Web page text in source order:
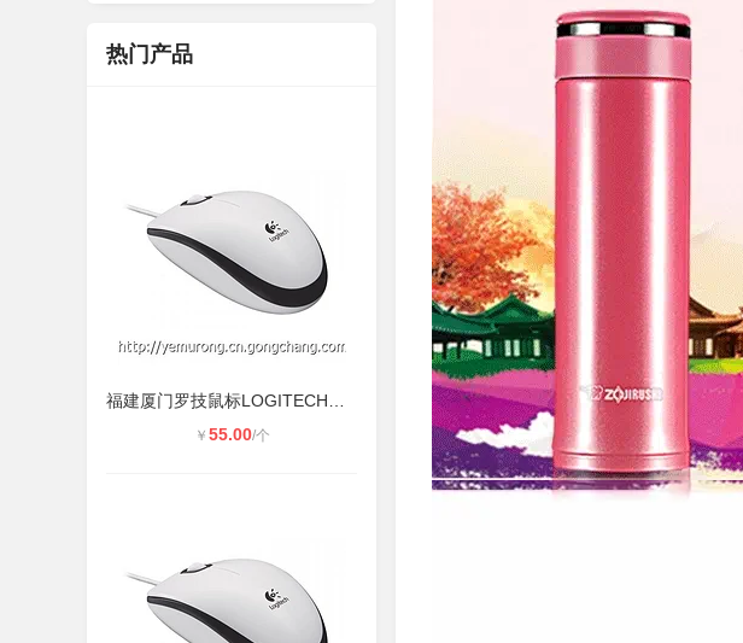
热门产品
￥ 55.00/个